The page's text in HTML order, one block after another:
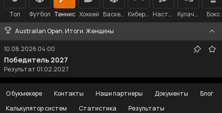
Топ Футбол Теннис Хоккей Баскетбол Киберспорт Настольный теннис Кулачные бои
Бокс
Australian Open. Итоги. Женщины
10.08.2026 04:00
Победитель 2027
Результат 01.02.2027
О букмекере Контакты Наши партнеры Документы
Блог
Калькулятор систем
Статистика
Результаты